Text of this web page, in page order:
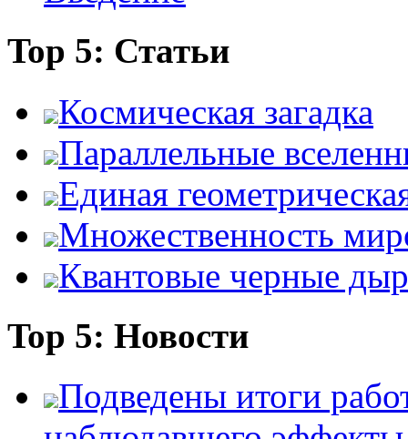
Top 5: Статьи
Космическая загадка
Параллельные
Единая
Множественность
Квантовые черные
Top 5: Новости
Подведены итоги